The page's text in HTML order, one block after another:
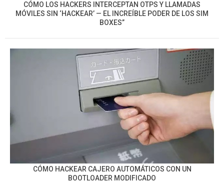
CÓMO LOS HACKERS INTERCEPTAN OTPS Y LLAMADAS
MÓVILES SIN ‘HACKEAR’ — EL INCREÍBLE PODER DE LOS SIM
BOXES”
CÓMO HACKEAR CAJERO AUTOMÁTICOS CON UN
BOOTLOADER MODIFICADO